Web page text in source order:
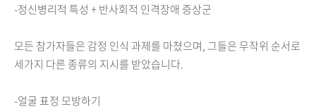
-정신병리적 특성 + 반사회적 인격장애 증상군
모든 참가자들은 감정 인식 과제를 마쳤으며, 그들은 무작위 순서로
세가지 다른 종류의 지시를 받았습니다.
-얼굴 표정 모방하기